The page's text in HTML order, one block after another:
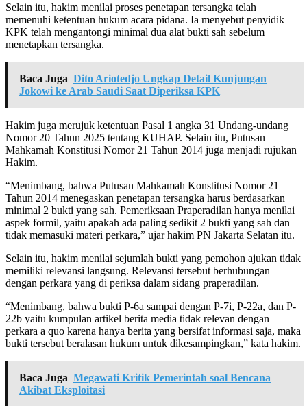
Selain itu, hakim menilai proses penetapan tersangka telah
memenuhi ketentuan hukum acara pidana. Ia menyebut penyidik
KPK telah mengantongi minimal dua alat bukti sah sebelum
menetapkan tersangka.
Baca Juga Dito Ariotedjo Ungkap Detail Kunjungan
Jokowi ke Arab Saudi Saat Diperiksa KPK
Hakim juga merujuk ketentuan Pasal 1 angka 31 Undang-undang
Nomor 20 Tahun 2025 tentang KUHAP. Selain itu, Putusan
Mahkamah Konstitusi Nomor 21 Tahun 2014 juga menjadi rujukan
Hakim.
“Menimbang, bahwa Putusan Mahkamah Konstitusi Nomor 21
Tahun 2014 menegaskan penetapan tersangka harus berdasarkan
minimal 2 bukti yang sah. Pemeriksaan Praperadilan hanya menilai
aspek formil, yaitu apakah ada paling sedikit 2 bukti yang sah dan
tidak memasuki materi perkara,” ujar hakim PN Jakarta Selatan itu.
Selain itu, hakim menilai sejumlah bukti yang pemohon ajukan tidak
memiliki relevansi langsung. Relevansi tersebut berhubungan
dengan perkara yang di periksa dalam sidang praperadilan.
“Menimbang, bahwa bukti P-6a sampai dengan P-7i, P-22a, dan P-
22b yaitu kumpulan artikel berita media tidak relevan dengan
perkara a quo karena hanya berita yang bersifat informasi saja, maka
bukti tersebut beralasan hukum untuk dikesampingkan,” kata hakim.
Baca Juga Megawati Kritik Pemerintah soal Bencana
Akibat Eksploitasi